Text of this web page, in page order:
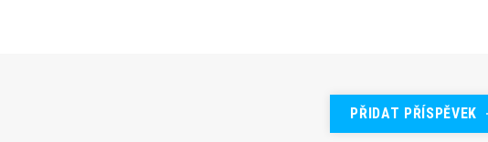
PŘIDAT PŘÍSPĚVEK